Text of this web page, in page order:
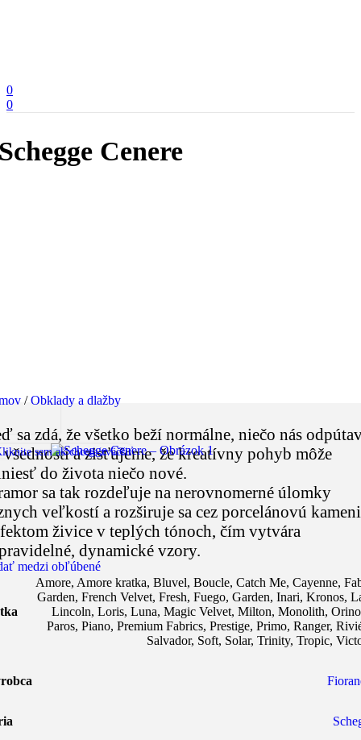
0
0
Cenere
sem ak chcete zväčšiť
/ Obklady a dlažby
sa zdá, že všetko beží normálne, niečo nás
všednosti a zisťujeme, že kreatívny pohyb môže
do života niečo nové.
sa tak rozdeľuje na nerovnomerné úlomky
veľkostí a rozširuje sa cez porcelánovú
živice v teplých tónoch, čím vytvára
dynamické vzory.
medzi obľúbené
Amore, Amore kratka, Bluvel, Boucle, Catch Me, Cayenne,
Garden, French Velvet, Fresh, Fuego, Garden, Inari, Kronos,
Lincoln, Loris, Luna, Magic Velvet, Milton, Monolith,
Paros, Piano, Premium Fabrics, Prestige, Primo, Ranger,
Salvador, Soft, Solar, Trinity, Tropic,